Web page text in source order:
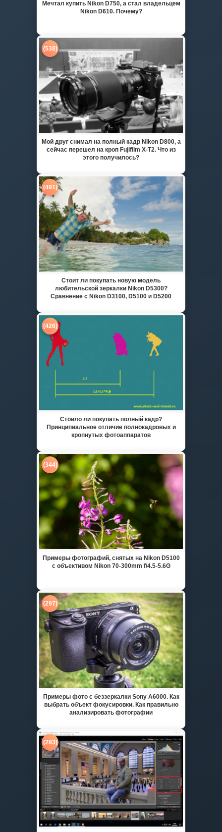
Мечтал купить Nikon D750, а стал владельцем
Nikon D610. Почему?
(538)
Мой друг снимал на полный кадр Nikon D800, а
сейчас перешел на кроп Fujifilm X-T2. Что из
этого получилось?
(491)
Стоит ли покупать новую модель
любительской зеркалки Nikon D5300?
Сравнение с Nikon D3100, D5100 и D5200
(426)
Стоило ли покупать полный кадр?
Принципиальное отличие полнокадровых и
кропнутых фотоаппаратов
(344)
Примеры фотографий, снятых на Nikon D5100
с объективом Nikon 70-300mm f/4.5-5.6G
(297)
Примеры фото с беззеркалки Sony A6000. Как
выбрать объект фокусировки. Как правильно
анализировать фотографии
(293)